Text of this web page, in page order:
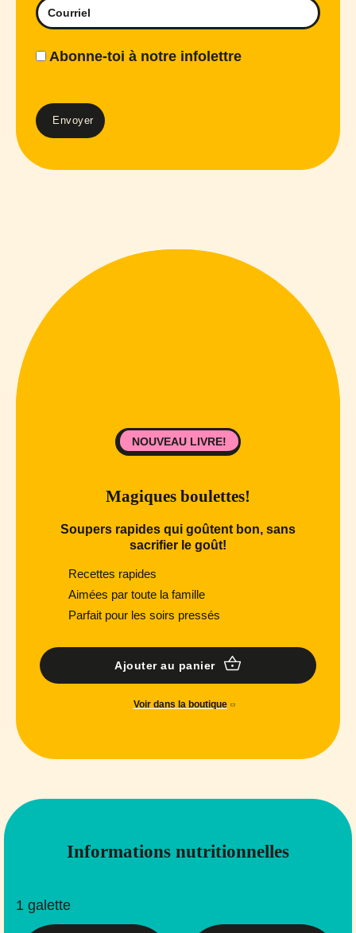
Abonne-toi à notre infolettre
Magiques boulettes!
Soupers rapides qui goûtent bon, sans
sacrifier le goût!
Recettes rapides
Aimées par toute la famille
Parfait pour les soirs pressés
Ajouter au panier
Voir dans la boutique
NOUVEAU LIVRE!
Informations nutritionnelles
1 galette